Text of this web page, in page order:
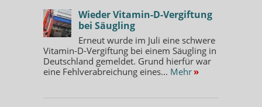
Wieder Vitamin-D-Vergiftung
bei Säugling
Erneut wurde im Juli eine schwere
Vitamin-D-Vergiftung bei einem Säugling in
Deutschland gemeldet. Grund hierfür war
eine Fehlverabreichung eines... Mehr »